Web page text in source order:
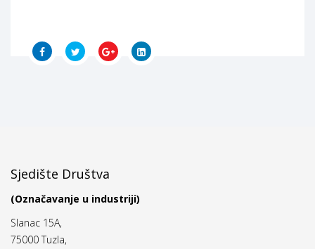
Sjedište Društva
(Označavanje u industriji)
Slanac 15A,
75000 Tuzla,